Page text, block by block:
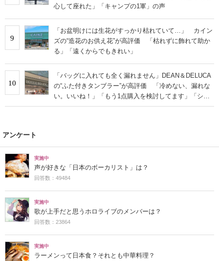
心して座れた」「キャンプの1軍」の声
9
「お盆明けには生花がすっかり枯れていて…」 カイン
ズの“造花のお供え花”が高評価 「枯れずに飾れて助か
る」「遠くからでもきれい」
10
「バッグに入れても全く漏れません」DEAN＆DELUCA
の“ふた付きタンブラー”が高評価 「冷めない、漏れな
い。いいね！」「もう1点購入を検討してます」「シン
プルで高級感◎」
アンケート
実施中
声が好きな「日本のボーカリスト」は？
回答数：49484
実施中
歌が上手だと思うホロライブのメンバーは？
回答数：23864
実施中
ラーメンって日本食？それとも中華料理？